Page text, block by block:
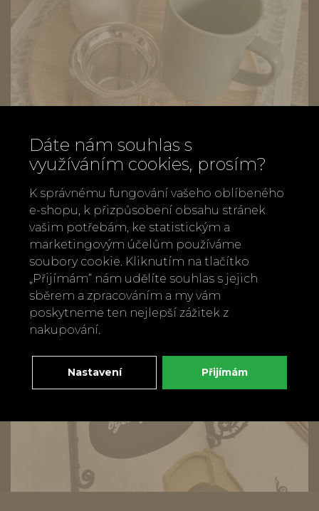
Hrnek na čaj se sítkem Juliet, 475 ml
650 Kč
Dáte nám souhlas s
využíváním cookies, prosím?
K správnému fungování vašeho oblíbeného
e-shopu, k přizpůsobení obsahu stránek
vašim potřebám, ke statistickým a
marketingovým účelům používáme
soubory cookie. Kliknutím na tlačítko
„Přijímám“ nám udělíte souhlas s jejich
sběrem a zpracováním a my vám
poskytneme ten nejlepší zážitek z
nakupování.
Nastavení Přijímám